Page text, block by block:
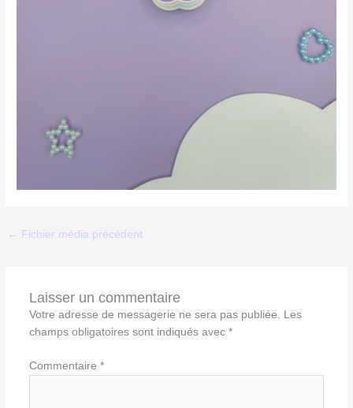
← Fichier média précédent
Laisser un commentaire
Votre adresse de messagerie ne sera pas publiée. Les
champs obligatoires sont indiqués avec *
Commentaire *